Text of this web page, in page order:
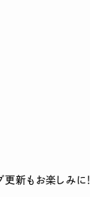
新もお楽しみに！